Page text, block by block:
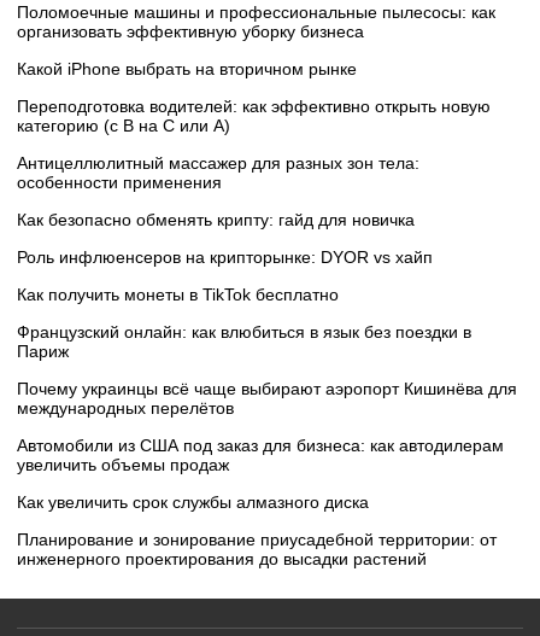
Поломоечные машины и профессиональные пылесосы: как
организовать эффективную уборку бизнеса
Какой iPhone выбрать на вторичном рынке
Переподготовка водителей: как эффективно открыть новую
категорию (с B на C или А)
Антицеллюлитный массажер для разных зон тела:
особенности применения
Как безопасно обменять крипту: гайд для новичка
Роль инфлюенсеров на крипторынке: DYOR vs хайп
Как получить монеты в TikTok бесплатно
Французский онлайн: как влюбиться в язык без поездки в
Париж
Почему украинцы всё чаще выбирают аэропорт Кишинёва для
международных перелётов
Автомобили из США под заказ для бизнеса: как автодилерам
увеличить объемы продаж
Как увеличить срок службы алмазного диска
Планирование и зонирование приусадебной территории: от
инженерного проектирования до высадки растений